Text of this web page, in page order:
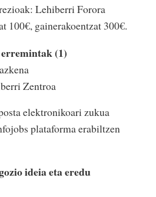
Lehiberri Forora
100€, gainerakoentzat 300€.
(1)
Zentroa
elektronikoari zukua
plataforma erabiltzen
ideia eta eredu